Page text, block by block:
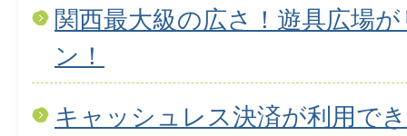
関西最大級の広さ！遊具広場
ン！
キャッシュレス決済が利用で